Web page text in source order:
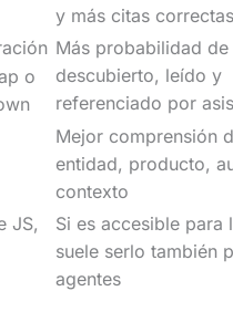
y más citas correctas
o
Más probabilidad de
descubierto, leído y
referenciado por
Mejor comprensión
entidad, producto,
contexto
JS,
Si es accesible para
suele serlo también
agentes